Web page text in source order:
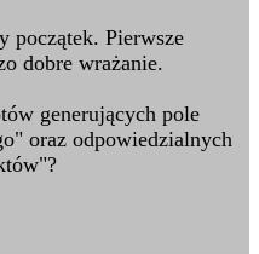
początek. Pierwsze
dobre wrażanie.
generujących pole
oraz odpowiedzialnych